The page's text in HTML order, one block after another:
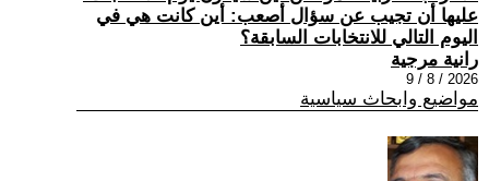
عليها أن تجيب عن سؤال أصعب: أين كانت هي في
اليوم التالي للانتخابات السابقة؟
رانية مرجية
2026 / 8 / 9
مواضيع وابحاث سياسية